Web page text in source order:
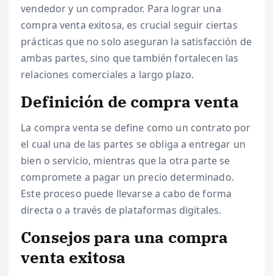
vendedor y un comprador. Para lograr una
compra venta exitosa, es crucial seguir ciertas
prácticas que no solo aseguran la satisfacción de
ambas partes, sino que también fortalecen las
relaciones comerciales a largo plazo.
Definición de compra venta
La compra venta se define como un contrato por
el cual una de las partes se obliga a entregar un
bien o servicio, mientras que la otra parte se
compromete a pagar un precio determinado.
Este proceso puede llevarse a cabo de forma
directa o a través de plataformas digitales.
Consejos para una compra
venta exitosa